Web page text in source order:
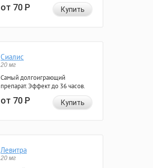
от 70Р Купить
Сиалис
20 мг
Самый долгоиграющий
препарат. Эффект до 36 часов.
от 70Р Купить
Левитра
20 мг